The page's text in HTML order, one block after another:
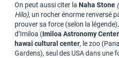
On peut aussi citer la Naha Stone
Hilo), un rocher énorme renversé
prouver sa force (selon la
d’Imiloa (Imiloa Astronomy Center
hawai cultural center, le zoo
Gardens), seul des USA dans une